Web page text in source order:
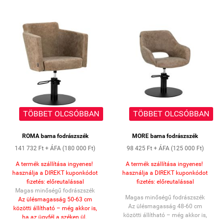
emelő láb
állítható magasságú
üléspozíció.
Szék méretei:
Hossz: 48,5 cm
széles: 63 cm
Min magasság: 45 cm
Max magasság: 60 cm
Talp: 45 x 45 cm
súly: 27,3 kg
TÖBBET OLCSÓBBAN
ROMA barna fodrászszék
141 732 Ft + ÁFA (180 000 Ft)
A termék szállítása ingyenes!
használja a DIREKT kuponkódot
fizetés: előreutalással
Magas minőségű fodrászszék
Az ülésmagasság 50-63 cm
közötti állítható – még akkor is,
ha az ügyfél a széken ül.
TÖBBET OLCSÓBBAN
MORE barna fodrászszék
98 425 Ft + ÁFA (125 000 Ft)
A termék szállítása ingyenes!
használja a DIREKT kuponkódot
fizetés: előreutalással
Magas minőségű fodrászszék
Az ülésmagasság 48-60 cm
közötti állítható – még akkor is,